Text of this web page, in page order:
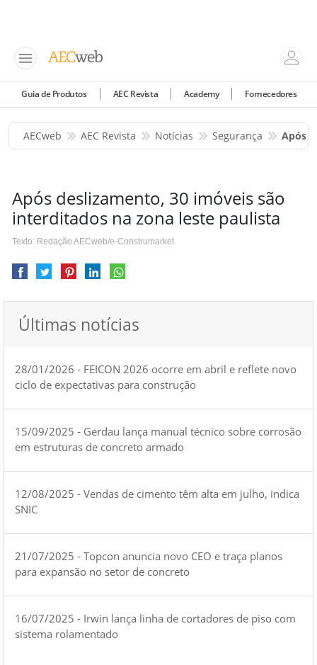
Guia de Produtos AEC Revista Academy Fornecedores
AECweb AEC Revista Notícias Segurança Após
Após deslizamento, 30 imóveis são
interditados na zona leste paulista
Texto: Redação AECweb/e-Construmarket
Últimas notícias
28/01/2026 - FEICON 2026 ocorre em abril e reflete novo
ciclo de expectativas para construção
15/09/2025 - Gerdau lança manual técnico sobre corrosão
em estruturas de concreto armado
12/08/2025 - Vendas de cimento têm alta em julho, indica
SNIC
21/07/2025 - Topcon anuncia novo CEO e traça planos
para expansão no setor de concreto
16/07/2025 - Irwin lança linha de cortadores de piso com
sistema rolamentado